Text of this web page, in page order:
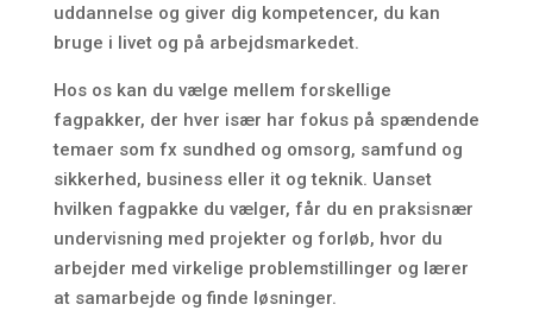
uddannelse og giver dig kompetencer, du kan
bruge i livet og på arbejdsmarkedet.
Hos os kan du vælge mellem forskellige
fagpakker, der hver især har fokus på spændende
temaer som fx sundhed og omsorg, samfund og
sikkerhed, business eller it og teknik. Uanset
hvilken fagpakke du vælger, får du en praksisnær
undervisning med projekter og forløb, hvor du
arbejder med virkelige problemstillinger og lærer
at samarbejde og finde løsninger.